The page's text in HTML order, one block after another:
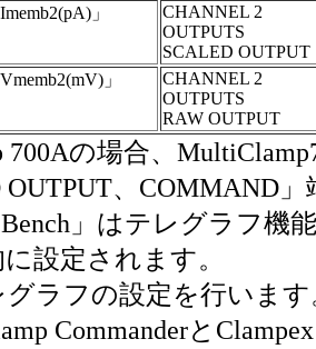
」
CHANNEL 2
OUTPUTS
SCALED OUTPUT
」
CHANNEL 2
OUTPUTS
RAW OUTPUT
700Aの場合、
OUTPUT、COMMAND
」はテレグラフ機
設定されます。
ラフの設定を行います
Commanderと